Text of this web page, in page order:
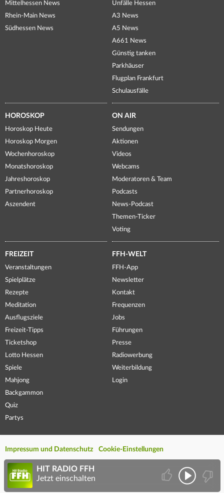
Mittelhessen News
Rhein-Main News
Südhessen News
Unfälle Hessen
A3 News
A5 News
A661 News
Günstig tanken
Parkhäuser
Flugplan Frankfurt
Schulausfälle
HOROSKOP
Horoskop Heute
Horoskop Morgen
Wochenhoroskop
Monatshoroskop
Jahreshoroskop
Partnerhoroskop
Aszendent
ON AIR
Sendungen
Aktionen
Videos
Webcams
Moderatoren & Team
Podcasts
News-Podcast
Themen-Ticker
Voting
FREIZEIT
Veranstaltungen
Spielplätze
Rezepte
Meditation
Ausflugsziele
Freizeit-Tipps
Ticketshop
Lotto Hessen
Spiele
Mahjong
Backgammon
Quiz
Partys
FFH-WELT
FFH-App
Newsletter
Kontakt
Frequenzen
Jobs
Führungen
Presse
Radiowerbung
Weiterbildung
Login
Impressum und Datenschutz Cookie-Einstellungen
HIT RADIO FFH
Jetzt einschalten